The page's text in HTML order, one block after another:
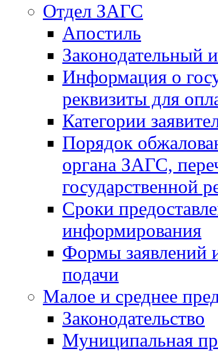
Отдел ЗАГС
Апостиль
Законодательный
Информация о
реквизиты для
Категории
Порядок
органа ЗАГС,
государственной
Сроки
информирования
Формы заявлений
подачи
Малое и среднее
Законодательство
Муниципальная